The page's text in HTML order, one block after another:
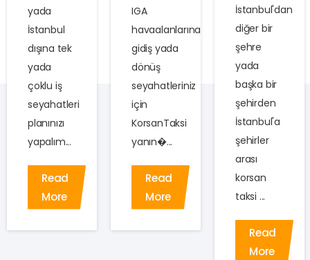
yada
İstanbul
dışına tek
yada
çoklu iş
seyahatleri
planınızı
yapalım...
Read
More
IGA
havaalanlarına
gidiş yada
dönüş
seyahatleriniz
için
KorsanTaksi
yanın�...
Read
More
İstanbul'dan
diğer bir
şehre
yada
başka bir
şehirden
İstanbul'a
şehirler
arası
korsan
taksi ...
Read
More